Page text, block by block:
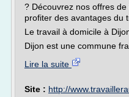
? Découvrez nos offres
profiter des avantages du
Le travail à domicile à
Dijon est une commune
Lire la suite
Site : http://